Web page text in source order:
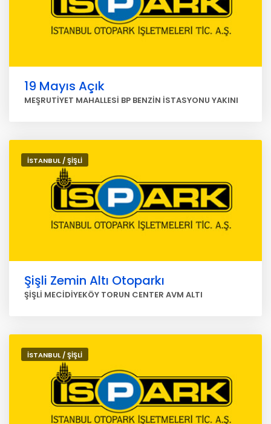
19 Mayıs Açık
MEŞRUTİYET MAHALLESİ BP BENZİN İSTASYONU YAKINI
İSTANBUL / ŞİŞLİ
Şişli Zemin Altı Otoparkı
ŞİŞLİ MECİDİYEKÖY TORUN CENTER AVM ALTI
İSTANBUL / ŞİŞLİ